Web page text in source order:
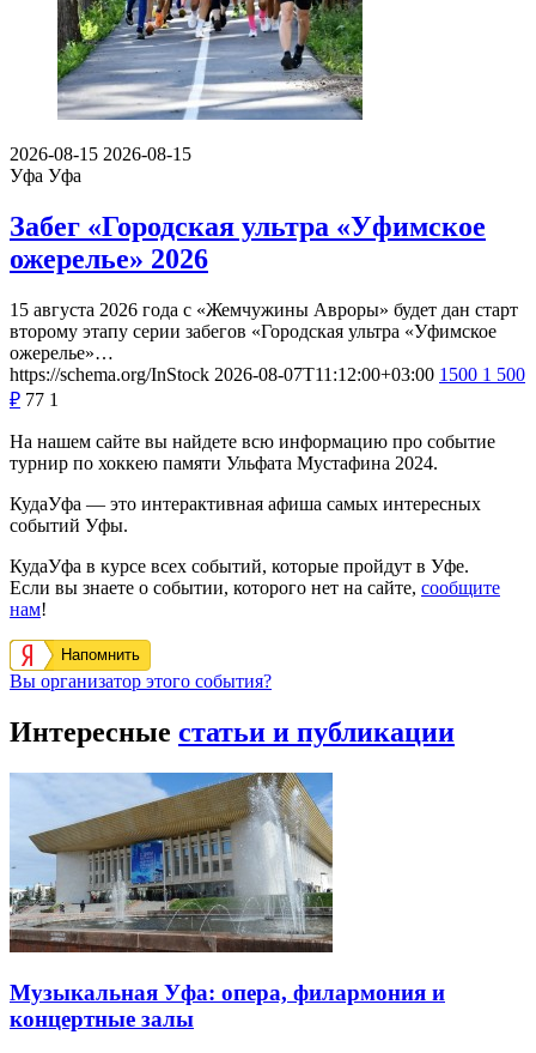
2026-08-15 2026-08-15
Уфа Уфа
Забег «Городская ультра «Уфимское
ожерелье» 2026
15 августа 2026 года с «Жемчужины Авроры» будет дан старт
второму этапу серии забегов «Городская ультра «Уфимское
ожерелье»…
https://schema.org/InStock 2026-08-07T11:12:00+03:00 1500 1 500
₽ 77 1
На нашем сайте вы найдете всю информацию про событие
турнир по хоккею памяти Ульфата Мустафина 2024.
КудаУфа — это интерактивная афиша самых интересных
событий Уфы.
КудаУфа в курсе всех событий, которые пройдут в Уфе.
Если вы знаете о событии, которого нет на сайте, сообщите
нам!
Напомнить
Вы организатор этого события?
Интересные статьи и публикации
Музыкальная Уфа: опера, филармония и
концертные залы